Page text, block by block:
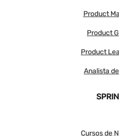
Product
Product
Product
Analista
Cursos de